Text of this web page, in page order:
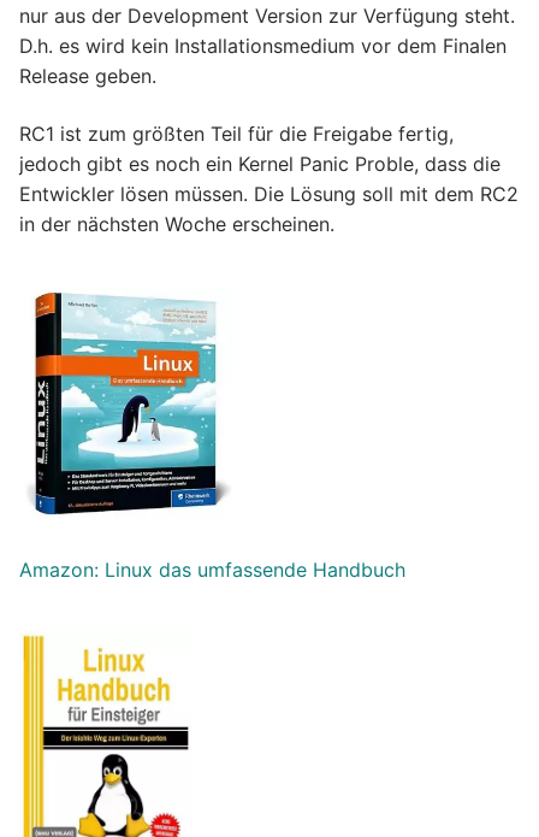
nur aus der Development Version zur Verfügung steht.
D.h. es wird kein Installationsmedium vor dem Finalen
Release geben.
RC1 ist zum größten Teil für die Freigabe fertig,
jedoch gibt es noch ein Kernel Panic Proble, dass die
Entwickler lösen müssen. Die Lösung soll mit dem RC2
in der nächsten Woche erscheinen.
Amazon: Linux das umfassende Handbuch